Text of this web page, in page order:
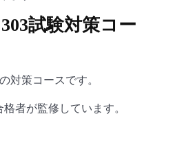
試験対策コー
対策コースです。
者が監修しています。